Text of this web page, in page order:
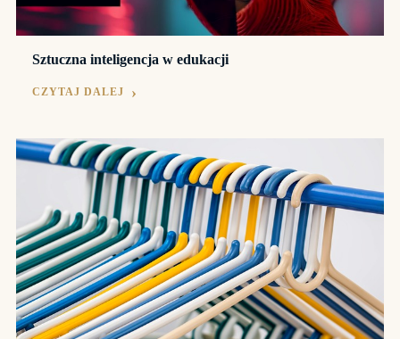
Sztuczna inteligencja w edukacji
CZYTAJ DALEJ